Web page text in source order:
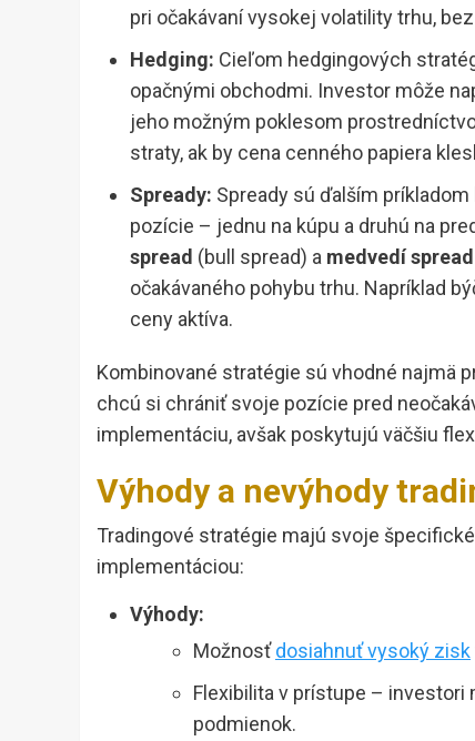
pri očakávaní vysokej volatility trhu,
Hedging: Cieľom hedgingových
opačnými obchodmi. Investor môže
jeho možným poklesom
straty, ak by cena cenného papiera
Spready: Spready sú ďalším
pozície – jednu na kúpu a druhú na
spread (bull spread) a medvedí spread
očakávaného pohybu trhu. Napríklad
ceny aktíva.
Kombinované stratégie sú vhodné najmä
chcú si chrániť svoje pozície pred
implementáciu, avšak poskytujú väčšiu
Výhody a nevýhody
Tradingové stratégie majú svoje
implementáciou:
Výhody:
Možnosťdosiahnuť vysoký zisk
Flexibilita v prístupe –
podmienok.